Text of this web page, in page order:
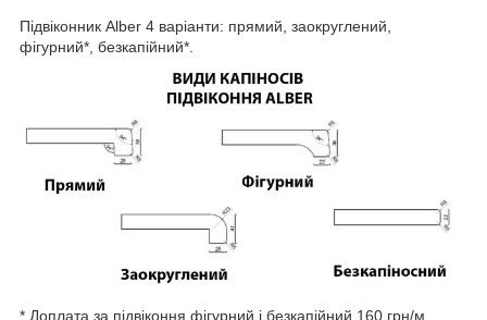
Підвіконник Alber 4 варіанти: прямий, заокруглений,
фігурний*, безкапійний*.
* Доплата за підвіконня фігурний і безкапійний 160 грн/м.